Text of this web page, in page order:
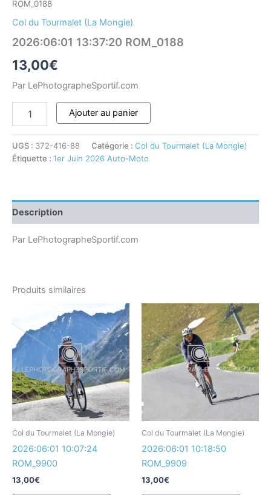
ROM_0188
Col du Tourmalet (La Mongie)
2026:06:01 13:37:20 ROM_0188
13,00€
Par LePhotographeSportif.com
Ajouter au panier
UGS : 372-416-88 Catégorie : Col du Tourmalet (La Mongie)
Étiquette : 1er Juin 2026 Auto-Moto
Description
Par LePhotographeSportif.com
Produits similaires
Col du Tourmalet (La Mongie)
2026:06:01 10:07:24
ROM_9900
13,00€
Col du Tourmalet (La Mongie)
2026:06:01 10:18:50
ROM_9909
13,00€